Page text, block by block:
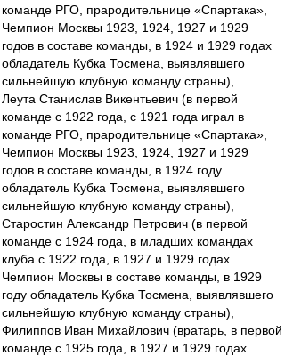
команде РГО, прародительнице «Спартака»,
Чемпион Москвы 1923, 1924, 1927 и 1929
годов в составе команды, в 1924 и 1929 годах
обладатель Кубка Тосмена, выявлявшего
сильнейшую клубную команду страны),
Леута Станислав Викентьевич (в первой
команде с 1922 года, с 1921 года играл в
команде РГО, прародительнице «Спартака»,
Чемпион Москвы 1923, 1924, 1927 и 1929
годов в составе команды, в 1924 году
обладатель Кубка Тосмена, выявлявшего
сильнейшую клубную команду страны),
Старостин Александр Петрович (в первой
команде с 1924 года, в младших командах
клуба с 1922 года, в 1927 и 1929 годах
Чемпион Москвы в составе команды, в 1929
году обладатель Кубка Тосмена, выявлявшего
сильнейшую клубную команду страны),
Филиппов Иван Михайлович (вратарь, в первой
команде с 1925 года, в 1927 и 1929 годах